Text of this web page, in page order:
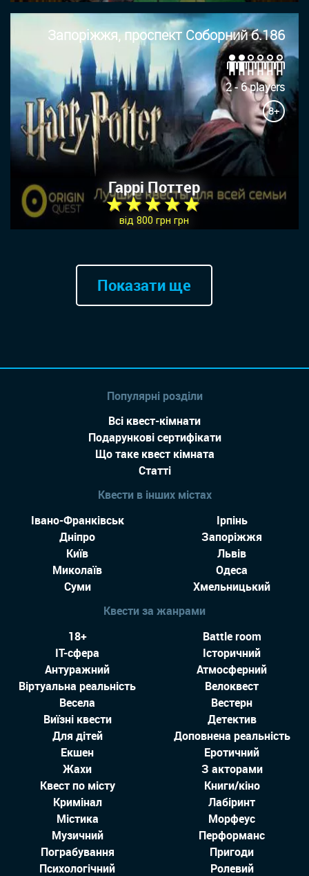
Запоріжжя, проспект Соборний б.186
2 - 6 players
8+
Гаррі Поттер
★ ★ ★ ★ ★
від 800 грн грн
Показати ще
Популярні розділи
Всі квест-кімнати
Подарункові сертифікати
Що таке квест кімната
Статті
Квести в інших містах
Івано-Франківськ
Ірпінь
Дніпро
Запоріжжя
Київ
Львів
Миколаїв
Одеса
Суми
Хмельницький
Квести за жанрами
18+
Battle room
IT-сфера
Історичний
Антуражний
Атмосферний
Віртуальна реальність
Велоквест
Весела
Вестерн
Виїзні квести
Детектив
Для дітей
Доповнена реальність
Екшен
Еротичний
Жахи
З акторами
Квест по місту
Книги/кіно
Кримінал
Лабіринт
Містика
Морфеус
Музичний
Перформанс
Пограбування
Пригоди
Психологічний
Ролевий